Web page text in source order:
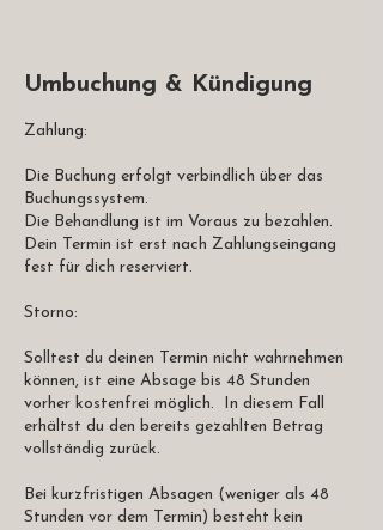
Umbuchung & Kündigung
Zahlung:
Die Buchung erfolgt verbindlich über das
Buchungssystem.
Die Behandlung ist im Voraus zu bezahlen.
Dein Termin ist erst nach Zahlungseingang
fest für dich reserviert.
Storno:
Solltest du deinen Termin nicht wahrnehmen
können, ist eine Absage bis 48 Stunden
vorher kostenfrei möglich. In diesem Fall
erhältst du den bereits gezahlten Betrag
vollständig zurück.
Bei kurzfristigen Absagen (weniger als 48
Stunden vor dem Termin) besteht kein